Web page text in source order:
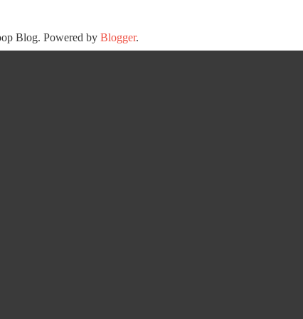
Blog. Powered by Blogger.